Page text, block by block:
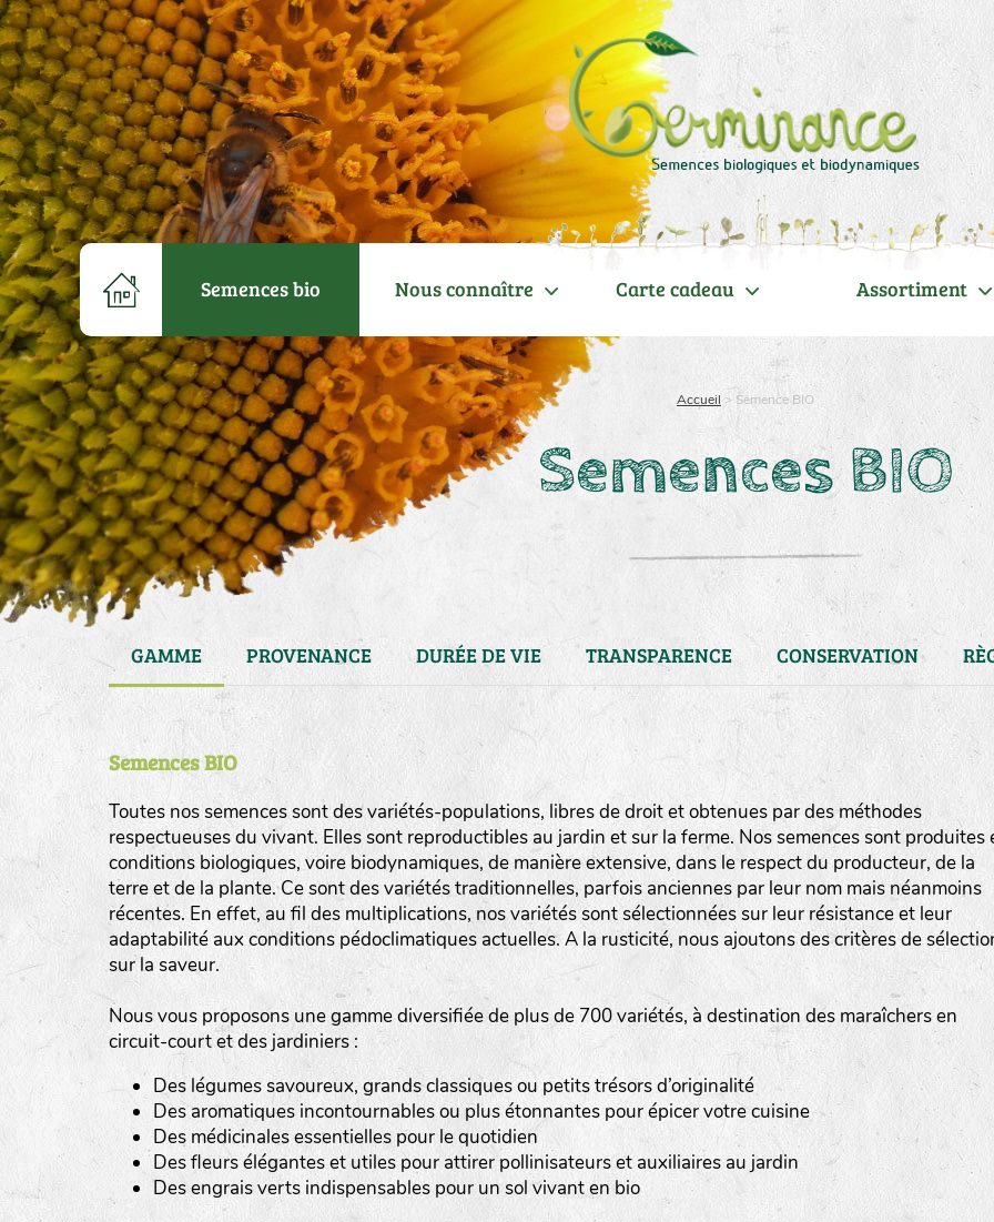
Semences bio Nous connaître Carte cadeau Assortiment
Accueil > Semence BIO
Semences BIO
GAMME PROVENANCE DURÉE DE VIE TRANSPARENCE CONSERVATION
Semences BIO
Toutes nos semences sont des variétés-populations, libres de droit et obtenues par des méthodes
respectueuses du vivant. Elles sont reproductibles au jardin et sur la ferme. Nos semences sont produites
conditions biologiques, voire biodynamiques, de manière extensive, dans le respect du producteur, de la
terre et de la plante. Ce sont des variétés traditionnelles, parfois anciennes par leur nom mais néanmoins
récentes. En effet, au fil des multiplications, nos variétés sont sélectionnées sur leur résistance et leur
adaptabilité aux conditions pédoclimatiques actuelles. A la rusticité, nous ajoutons des critères de
sur la saveur.
Nous vous proposons une gamme diversifiée de plus de 700 variétés, à destination des maraîchers en
circuit-court et des jardiniers :
Des légumes savoureux, grands classiques ou petits trésors d’originalité
Des aromatiques incontournables ou plus étonnantes pour épicer votre cuisine
Des médicinales essentielles pour le quotidien
Des fleurs élégantes et utiles pour attirer pollinisateurs et auxiliaires au jardin
Des engrais verts indispensables pour un sol vivant en bio
LA RÉFÉRENCE :F BEL20BPA1A (en haut à
F : Fleurs.
Les autres catégories étant :
E
: Engrais vert
L: Légumes
A: Aromatiques
BEL : Code de la variété
(Ici Belle de nuit)
20 : Année de récolte
(ici 2020)
haies
zone sauvage
mare
tas de compost
fleurs
animaux domestiques
animaux sauvages
biodiversité cultivée